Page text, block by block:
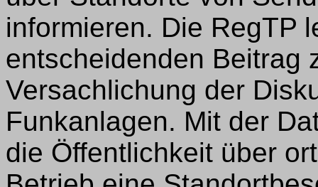
informieren. Die RegTP
entscheidenden Beitrag
Versachlichung der
Funkanlagen. Mit der
die Öffentlichkeit über